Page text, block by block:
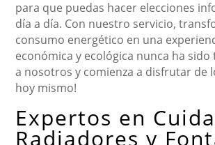
para que puedas hacer elecciones
día a día. Con nuestro servicio,
consumo energético en una
económica y ecológica nunca ha sido
a nosotros y comienza a disfrutar de
hoy mismo!
Expertos en
Radiadores y